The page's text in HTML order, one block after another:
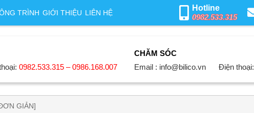
TRÌNH GIỚI THIỆU LIÊN HỆ
Hotline
0982.533.315
0982.533.315 – 0986.168.007
CHĂM SÓC
Email : info@bilico.vn
Điện thoại:
GIẢN]